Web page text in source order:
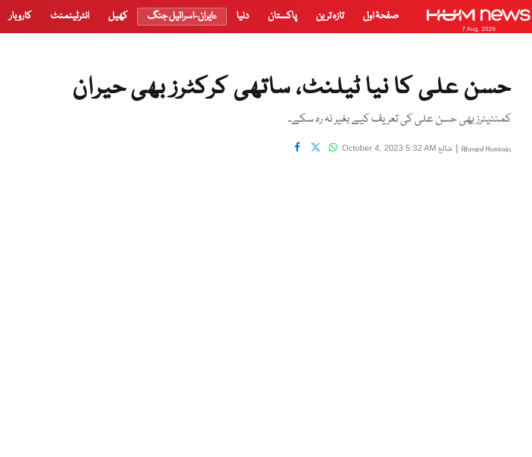
7 Aug, 2026
صفحۂ اول تازہ ترین پاکستان دنیا ایران-اسرائیل جنگ کھیل انٹرٹینمنٹ کاروبار
حسن علی کا نیا ٹیلنٹ، ساتھی کرکٹرز بھی حیران
کمنٹیٹرز بھی حسن علی کی تعریف کیے بغیر نہ رہ سکے۔
Ahmed Hussain
| شائع October 4, 2023 5:32 AM